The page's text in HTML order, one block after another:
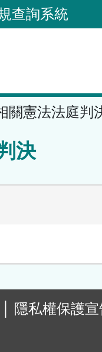
查詢系統
關憲法法庭判
決
隱私權保護